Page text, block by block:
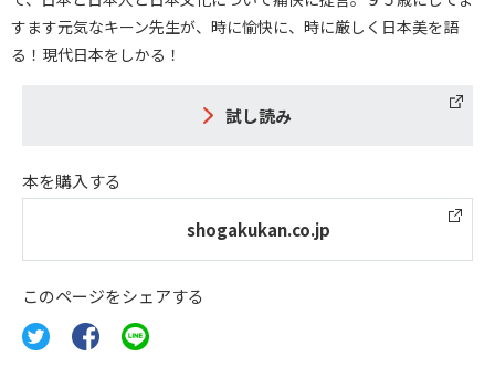
すます元気なキーン先生が、時に愉快に、時に厳しく日本美を語
る！現代日本をしかる！
試し読み
本を購入する
shogakukan.co.jp
このページをシェアする